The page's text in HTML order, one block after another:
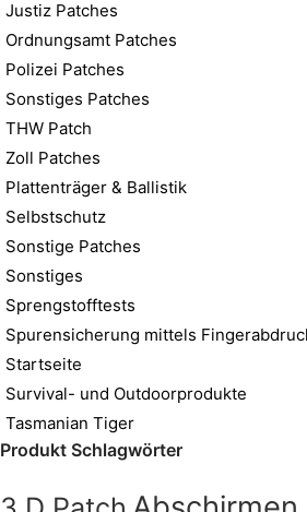
Justiz Patches
Ordnungsamt Patches
Polizei Patches
Sonstiges Patches
THW Patch
Zoll Patches
Plattenträger & Ballistik
Selbstschutz
Sonstige Patches
Sonstiges
Sprengstofftests
Spurensicherung mittels
Startseite
Survival- und Outdoorprodukte
Tasmanian Tiger
Produkt Schlagwörter